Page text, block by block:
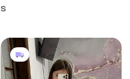
S